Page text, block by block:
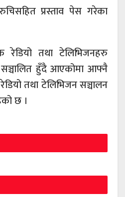
प्रस्ताव पेस गरेका
रेडियो तथा टेलिभिजनहरु
सञ्चालित हुँदै आएकोमा आफ्नै
तथा टेलिभिजन सञ्चालन
छ ।